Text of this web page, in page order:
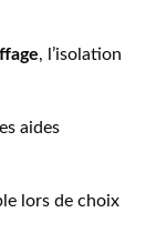
, l’isolation
aides
lors de choix